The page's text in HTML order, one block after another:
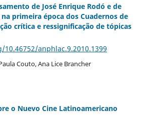
de José Enrique Rodó e de
primeira época dos Cuadernos de
crítica e ressignificação de tópicas
anphlac.9.2010.1399
Couto, Ana Lice Brancher
o Nuevo Cine Latinoamericano